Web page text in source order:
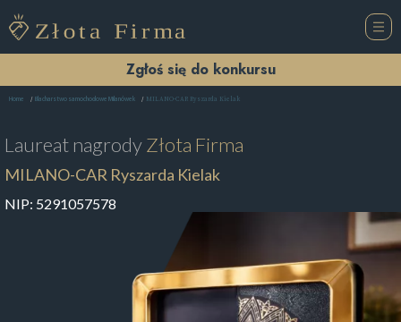
Zgłoś się do konkursu
Home Blacharstwo samochodowe Milanówek MILANO-CAR Ryszarda Kielak
Laureat nagrodyZłota Firma
MILANO-CAR Ryszarda Kielak
NIP: 5291057578